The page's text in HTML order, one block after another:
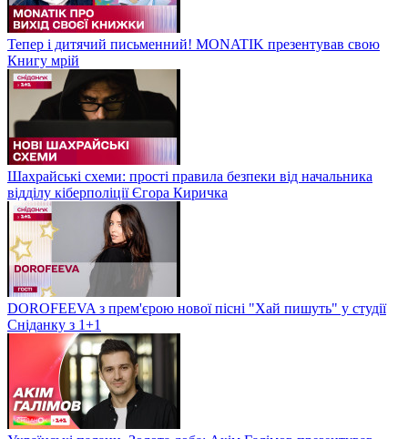
Тепер і дитячий письменний! MONATIK презентував свою
Книгу мрій
Шахрайські схеми: прості правила безпеки від начальника
відділу кіберполіції Єгора Киричка
DOROFEEVA з прем'єрою нової пісні "Хай пишуть" у студії
Сніданку з 1+1